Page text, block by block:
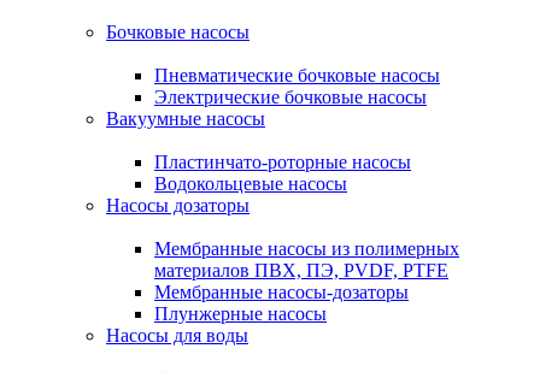
Бочковые насосы
Пневматические бочковые насосы
Электрические бочковые насосы
Вакуумные насосы
Пластинчато-роторные насосы
Водокольцевые насосы
Насосы дозаторы
Мембранные насосы из полимерных
материалов ПВХ, ПЭ, PVDF, PTFE
Мембранные насосы-дозаторы
Плунжерные насосы
Насосы для воды